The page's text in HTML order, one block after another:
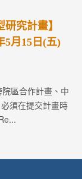
究計畫】
5月15日(五)
區合作計畫、中
須在提交計畫時